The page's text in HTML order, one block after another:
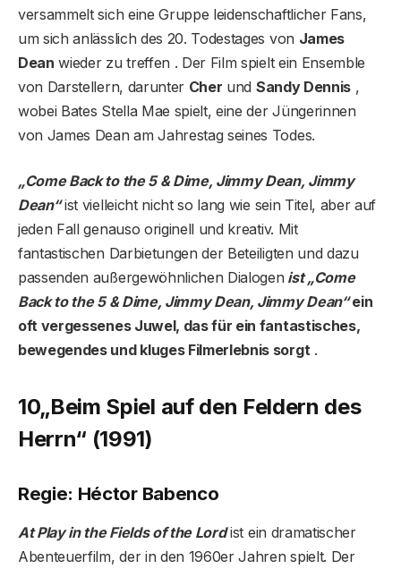
versammelt sich eine Gruppe leidenschaftlicher Fans,
um sich anlässlich des 20. Todestages von James
Dean wieder zu treffen . Der Film spielt ein Ensemble
von Darstellern, darunter Cher und Sandy Dennis ,
wobei Bates Stella Mae spielt, eine der Jüngerinnen
von James Dean am Jahrestag seines Todes.
„Come Back to the 5 & Dime, Jimmy Dean, Jimmy
Dean“ist vielleicht nicht so lang wie sein Titel, aber auf
jeden Fall genauso originell und kreativ. Mit
fantastischen Darbietungen der Beteiligten und dazu
passenden außergewöhnlichen Dialogen ist „Come
Back to the 5 & Dime, Jimmy Dean, Jimmy Dean“ein
oft vergessenes Juwel, das für ein fantastisches,
bewegendes und kluges Filmerlebnis sorgt .
10„Beim Spiel auf den Feldern des
Herrn“ (1991)
Regie: Héctor Babenco
At Play in the Fields of the Lordist ein dramatischer
Abenteuerfilm, der in den 1960er Jahren spielt. Der